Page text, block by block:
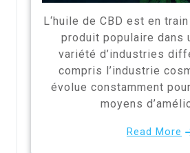
L‘huile de CBD est en
produit populaire dans
variété d’industries
compris l’industrie
évolue constamment
moyens
Read More